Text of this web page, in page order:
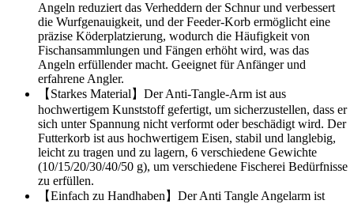
Angeln reduziert das Verheddern der Schnur und verbessert
die Wurfgenauigkeit, und der Feeder-Korb ermöglicht eine
präzise Köderplatzierung, wodurch die Häufigkeit von
Fischansammlungen und Fängen erhöht wird, was das
Angeln erfüllender macht. Geeignet für Anfänger und
erfahrene Angler.
【Starkes Material】Der Anti-Tangle-Arm ist aus
hochwertigem Kunststoff gefertigt, um sicherzustellen, dass er
sich unter Spannung nicht verformt oder beschädigt wird. Der
Futterkorb ist aus hochwertigem Eisen, stabil und langlebig,
leicht zu tragen und zu lagern, 6 verschiedene Gewichte
(10/15/20/30/40/50 g), um verschiedene Fischerei Bedürfnisse
zu erfüllen.
【Einfach zu Handhaben】Der Anti Tangle Angelarm ist